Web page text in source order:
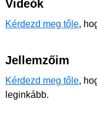
Videók
Kérdezd meg tőle,
Jellemzőim
Kérdezd meg tőle,
leginkább.